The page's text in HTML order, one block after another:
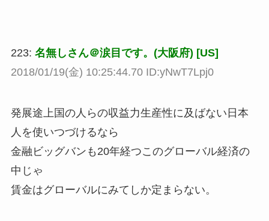
223: 名無しさん＠涙目です。(大阪府) [US]
2018/01/19(金) 10:25:44.70 ID:yNwT7Lpj0
発展途上国の人らの収益力生産性に及ばない日本
人を使いつづけるなら
金融ビッグバンも20年経つこのグローバル経済の
中じゃ
賃金はグローバルにみてしか定まらない。